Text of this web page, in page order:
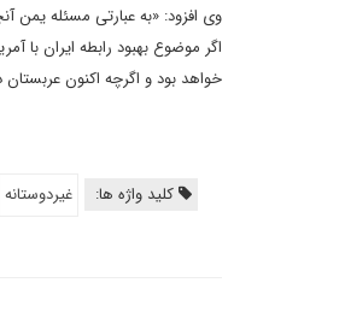
وی افزود: «به عبارتی مسئله یمن
اگر موضوع بهبود رابطه ایران
خواهد بود و اگرچه اکنون
کلید واژه ها: غیردوستانه